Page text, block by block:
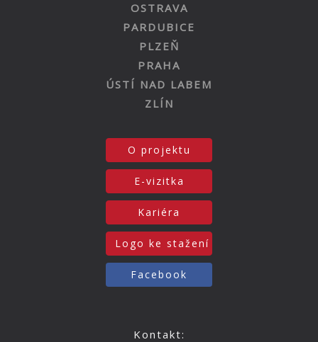
OSTRAVA
PARDUBICE
PLZEŇ
PRAHA
ÚSTÍ NAD LABEM
ZLÍN
O projektu
E-vizitka
Kariéra
Logo ke stažení
Facebook
Kontakt: